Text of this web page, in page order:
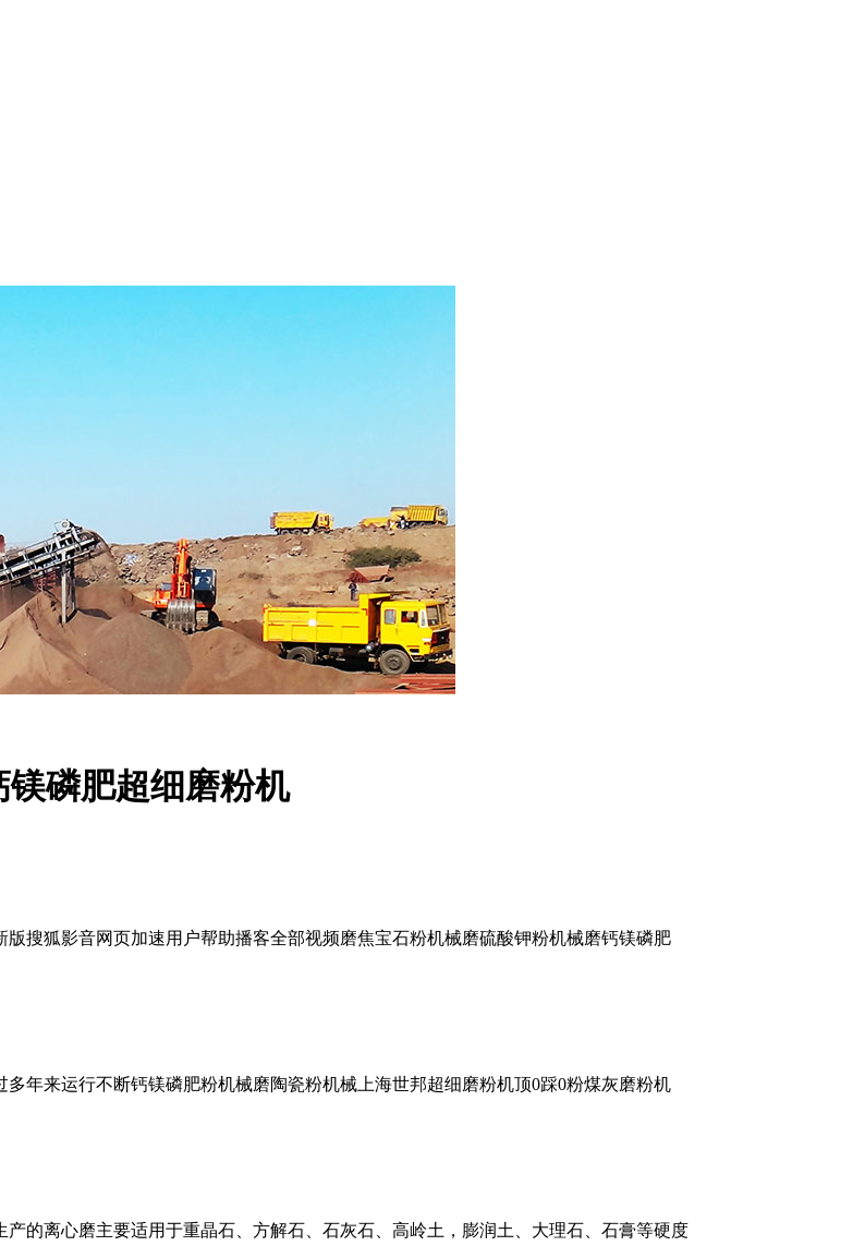
镁磷肥超细磨粉机
搜狐影音网页加速用户帮助播客全部视频磨焦宝石粉机械磨硫酸钾粉机械磨钙镁磷肥
年来运行不断钙镁磷肥粉机械磨陶瓷粉机械上海世邦超细磨粉机顶0踩0粉煤灰磨粉机
的离心磨主要适用于重晶石、方解石、石灰石、高岭土，膨润土、大理石、石膏等硬度